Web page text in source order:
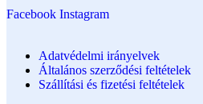
Facebook Instagram
Adatvédelmi irányelvek
Általános szerződési feltételek
Szállítási és fizetési feltételek